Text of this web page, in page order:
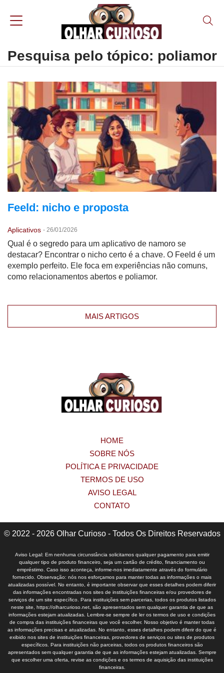
Pesquisa pelo tópico: poliamor
Feeld: nicho e proposta
Aplicativos - 26/01/2026
Qual é o segredo para um aplicativo de namoro se
destacar? Encontrar o nicho certo é a chave. O Feeld é um
exemplo perfeito. Ele foca em experiências não comuns,
como relacionamentos abertos e poliamor.
MAIS ARTIGOS
HOME
SOBRE NÓS
POLÍTICA E PRIVACIDADE
TERMOS DE USO
AVISO LEGAL
CONTATO
© 2022 - 2026 Olhar Curioso - Todos Os Direitos Reservados
Aviso Legal: Em nenhuma circunstância solicitamos qualquer pagamento para emitir
qualquer tipo de produto financeiro, seja um cartão de crédito, financiamento ou
empréstimo. Caso isso aconteça, informe-nos imediatamente através do formulário
fornecido. Observação: nós nos esforçamos para manter todas as informações o mais
atualizadas possível. No entanto, é importante observar que esses detalhes podem diferir
das informações encontradas nos sites de instituições financeiras e/ou provedores de
serviços de um site específico. Para instituições sem parcerias, todos os produtos listados
neste site, https://olharcurioso.net, são apresentados sem qualquer garantia de que as
informações estejam atualizadas. Lembre-se sempre de ler os termos de uso e condições
de compra das instituições financeiras que você escolher. Nosso objetivo é manter todas
as informações precisas e atualizadas. No entanto, esses detalhes podem diferir do que é
exibido nos sites de instituições financeiras, provedores de serviços ou sites de produtos
específicos. Para instituições não parceiras, todos os produtos financeiros são
apresentados sem qualquer garantia de que as informações estejam atualizadas. Sempre
que escolher uma oferta, revise as condições e os termos de aquisição das instituições
financeiras.